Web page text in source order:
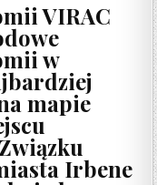
VIRAC
w
mapie
Irbene